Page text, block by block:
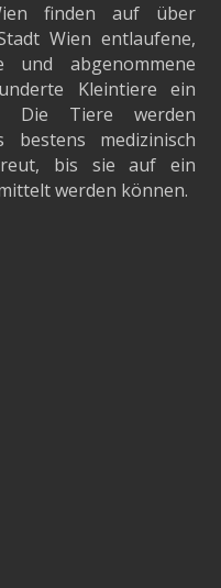
finden auf über
Wien entlaufene,
und abgenommene
Kleintiere ein
Die Tiere werden
bestens medizinisch
bis sie auf ein
werden können.